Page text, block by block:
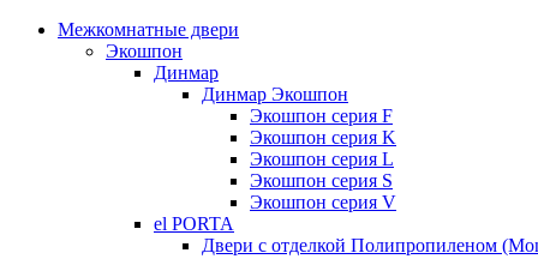
Межкомнатные двери
Экошпон
Динмар
Динмар Экошпон
Экошпон серия F
Экошпон серия K
Экошпон серия L
Экошпон серия S
Экошпон серия V
el PORTA
Двери с отделкой Полипропиленом